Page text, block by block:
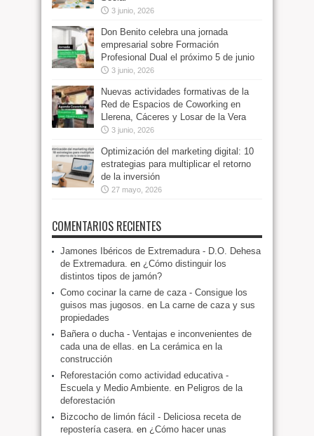
3 junio, 2026
Don Benito celebra una jornada
empresarial sobre Formación
Profesional Dual el próximo 5 de junio
3 junio, 2026
Nuevas actividades formativas de la
Red de Espacios de Coworking en
Llerena, Cáceres y Losar de la Vera
3 junio, 2026
Optimización del marketing digital: 10
estrategias para multiplicar el retorno
de la inversión
27 mayo, 2026
COMENTARIOS RECIENTES
Jamones Ibéricos de Extremadura - D.O. Dehesa
de Extremadura. en ¿Cómo distinguir los
distintos tipos de jamón?
Como cocinar la carne de caza - Consigue los
guisos mas jugosos. en La carne de caza y sus
propiedades
Bañera o ducha - Ventajas e inconvenientes de
cada una de ellas. en La cerámica en la
construcción
Reforestación como actividad educativa -
Escuela y Medio Ambiente. en Peligros de la
deforestación
Bizcocho de limón fácil - Deliciosa receta de
repostería casera. en ¿Cómo hacer unas